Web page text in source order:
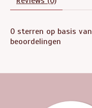
0 sterren op basis van
beoordelingen